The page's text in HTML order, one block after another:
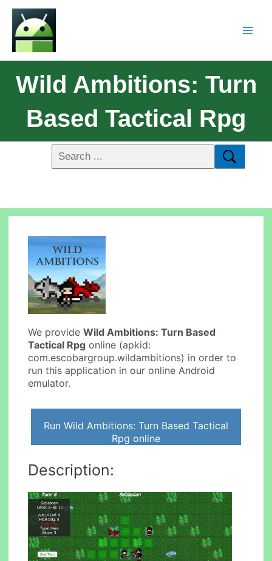
Wild Ambitions: Turn
Based Tactical Rpg
We provideWild Ambitions: Turn Based
Tactical Rpg online (apkid:
com.escobargroup.wildambitions) in order to
run this application in our online Android
emulator.
Run Wild Ambitions: Turn Based Tactical
Rpg online
Description: